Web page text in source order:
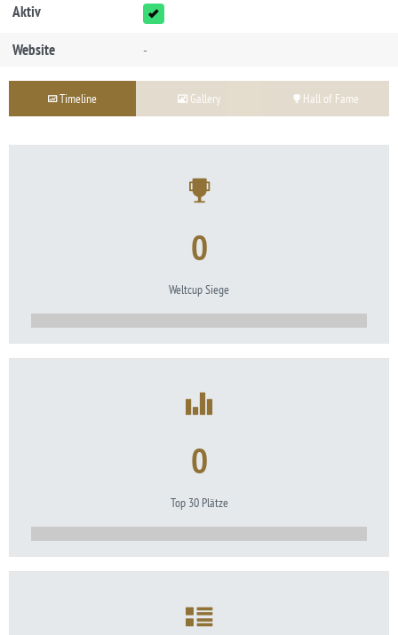
Aktiv
Website
-
Timeline Gallery Hall of Fame
0
Weltcup Siege
0
Top 30 Plätze